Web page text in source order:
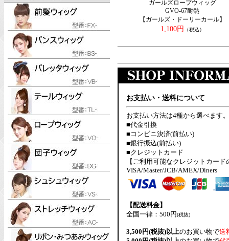
ガールズロープウィッグ
GVO-67耐熱
【ガールズ・ドーリーカール】
1,100円
（税込）
お支払い・送料について
お支払い方法は4種から選べます。
■代金引換
■コンビニ決済(前払い)
■銀行振込(前払い)
■クレジットカード
【ご利用可能なクレジットカード
VISA/Master/JCB/AMEX/Diners
【配送料金】
全国一律：500円(税抜)
3,500円(税抜)以上のお買い物で送